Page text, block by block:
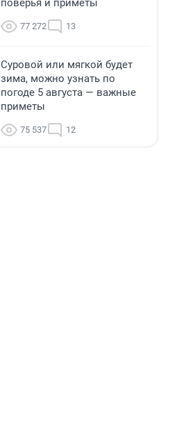
поверья и приметы
77 272 13
Суровой или мягкой будет
зима, можно узнать по
погоде 5 августа — важные
приметы
75 537 12